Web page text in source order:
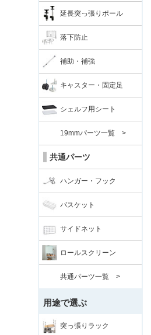
延長突っ張りポール
落下防止
補助・補強
キャスター・固定足
シェルフ用シート
19mmパーツ一覧 >
共通パーツ
ハンガー・フック
バスケット
サイドネット
ロールスクリーン
共通パーツ一覧 >
用途で選ぶ
突っ張りラック